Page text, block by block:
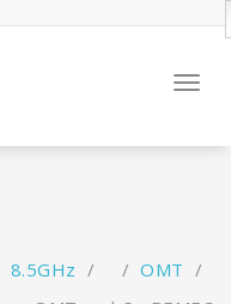
8.5GHz / / OMT /